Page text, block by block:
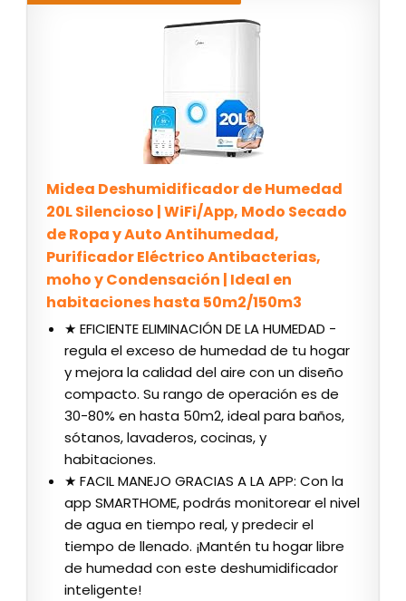
Midea Deshumidificador de Humedad
20L Silencioso | WiFi/App, Modo Secado
de Ropa y Auto Antihumedad,
Purificador Eléctrico Antibacterias,
moho y Condensación | Ideal en
habitaciones hasta 50m2/150m3
★ EFICIENTE ELIMINACIÓN DE LA HUMEDAD -
regula el exceso de humedad de tu hogar
y mejora la calidad del aire con un diseño
compacto. Su rango de operación es de
30-80% en hasta 50m2, ideal para baños,
sótanos, lavaderos, cocinas, y
habitaciones.
★ FACIL MANEJO GRACIAS A LA APP: Con la
app SMARTHOME, podrás monitorear el nivel
de agua en tiempo real, y predecir el
tiempo de llenado. ¡Mantén tu hogar libre
de humedad con este deshumidificador
inteligente!